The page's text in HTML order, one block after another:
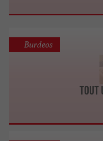
Tout
Burdeos